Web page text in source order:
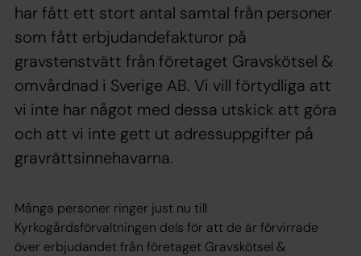
har fått ett stort antal samtal från personer
som fått erbjudandefakturor på
gravstenstvätt från företaget Gravskötsel &
omvårdnad i Sverige AB. Vi vill förtydliga att
vi inte har något med dessa utskick att göra
och att vi inte gett ut adressuppgifter på
gravrättsinnehavarna.
Många personer ringer just nu till
Kyrkogårdsförvaltningen dels för att de är förvirrade
över erbjudandet från företaget Gravskötsel &